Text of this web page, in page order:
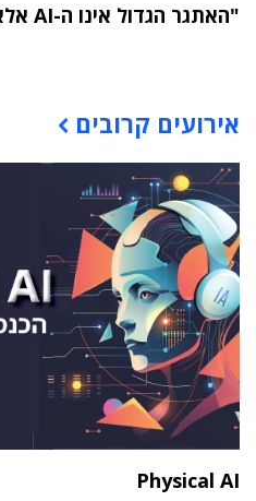
"האתגר הגדול אינו ה-AI אלא הטמעתה בארגון"
אירועים קרובים
Physical AI